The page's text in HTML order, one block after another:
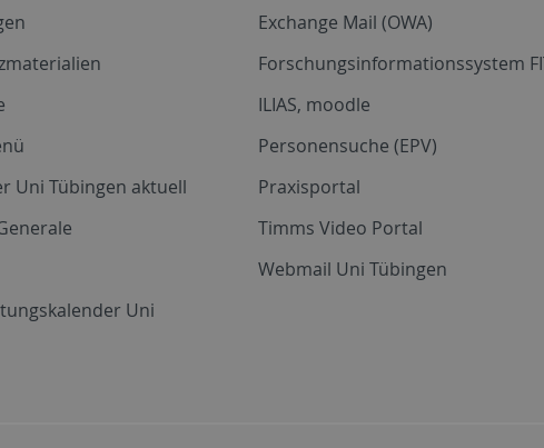
Uni Tübingen aktuell
Uni
Exchange Mail (OWA)
Forschungsinformationssystem
ILIAS, moodle
Personensuche (EPV)
Praxisportal
Timms Video Portal
Webmail Uni Tübingen